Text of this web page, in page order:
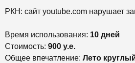
РКН: сайт youtube.com нарушает
Время использования: 10 дней
Стоимость: 900 у.е.
Общее впечатление: Лето